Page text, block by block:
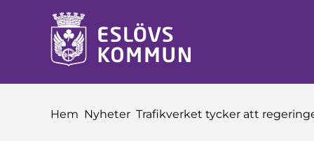
till innehåll
Du är här:
Hem Nyheter Trafikverket tycker att